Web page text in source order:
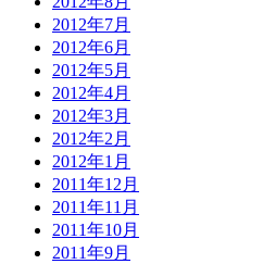
2012年7月
2012年6月
2012年5月
2012年4月
2012年3月
2012年2月
2012年1月
2011年12月
2011年11月
2011年10月
2011年9月